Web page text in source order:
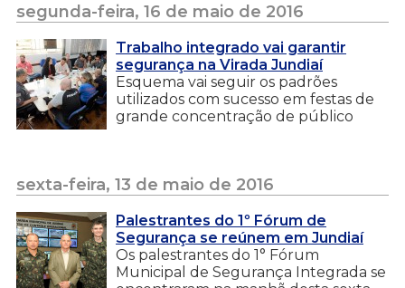
segunda-feira, 16 de maio de 2016
Trabalho integrado vai garantir
segurança na Virada Jundiaí
Esquema vai seguir os padrões
utilizados com sucesso em festas de
grande concentração de público
sexta-feira, 13 de maio de 2016
Palestrantes do 1º Fórum de
Segurança se reúnem em Jundiaí
Os palestrantes do 1° Fórum
Municipal de Segurança Integrada se